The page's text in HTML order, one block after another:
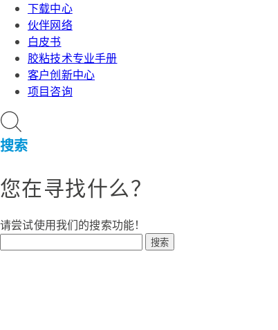
下载中心
伙伴网络
白皮书
胶粘技术专业手册
客户创新中心
项目咨询
搜索
您在寻找什么？
请尝试使用我们的搜索功能！
搜索